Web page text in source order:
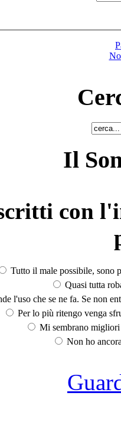
Il
con
Tutto il male possibile, sono
Quasi tutta
l'uso che se ne fa. Se non
Per lo più ritengo venga
Mi sembrano
Non ho